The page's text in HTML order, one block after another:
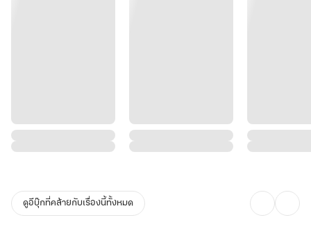
ดูอีบุ๊กที่คล้ายกับเรื่องนี้ทั้งหมด